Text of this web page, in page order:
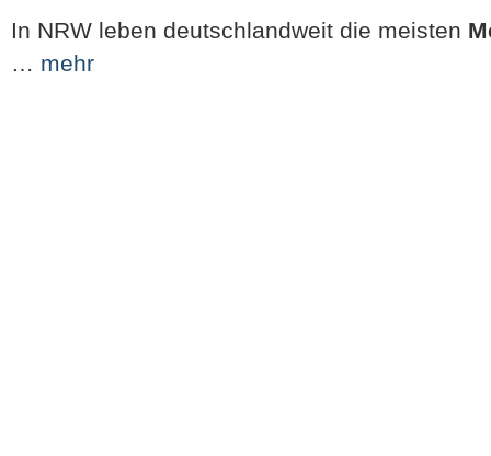
In NRW leben deutschlandweit die meisten
… mehr